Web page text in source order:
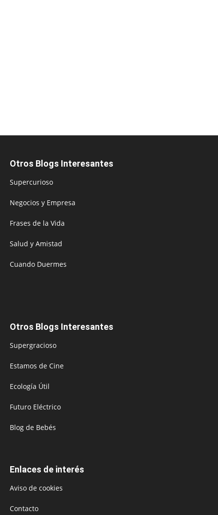
Otros Blogs Interesantes
Supercurioso
Negocios y Empresa
Frases de la Vida
Salud y Amistad
Cuando Duermes
Otros Blogs Interesantes
Supergracioso
Estamos de Cine
Ecología Útil
Futuro Eléctrico
Blog de Bebés
Enlaces de interés
Aviso de cookies
Contacto